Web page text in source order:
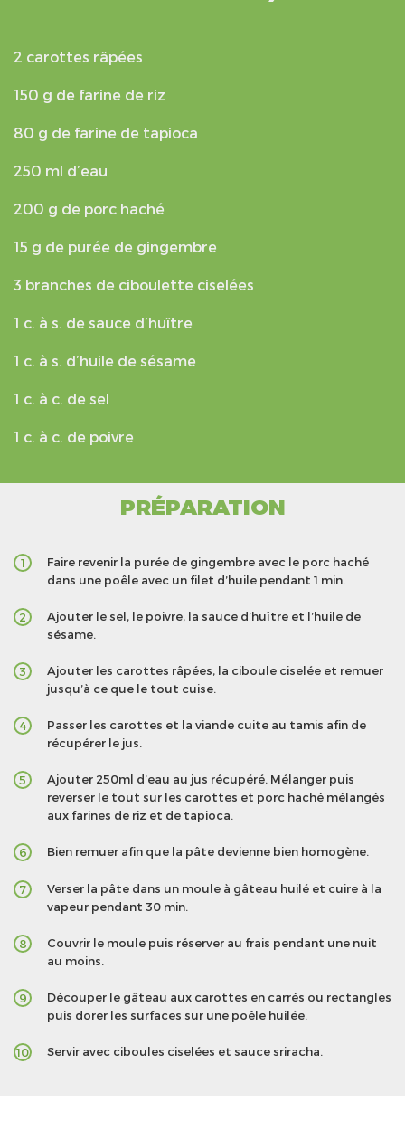
2 carottes râpées
150 g de farine de riz
80 g de farine de tapioca
250 ml d’eau
200 g de porc haché
15 g de purée de gingembre
3 branches de ciboulette ciselées
1 c. à s. de sauce d’huître
1 c. à s. d’huile de sésame
1 c. à c. de sel
1 c. à c. de poivre
PRÉPARATION
1
Faire revenir la purée de gingembre avec le porc haché
dans une poêle avec un filet d’huile pendant 1 min.
2
Ajouter le sel, le poivre, la sauce d’huître et l’huile de
sésame.
3
Ajouter les carottes râpées, la ciboule ciselée et remuer
jusqu’à ce que le tout cuise.
4
Passer les carottes et la viande cuite au tamis afin de
récupérer le jus.
5
Ajouter 250ml d’eau au jus récupéré. Mélanger puis
reverser le tout sur les carottes et porc haché mélangés
aux farines de riz et de tapioca.
6 Bien remuer afin que la pâte devienne bien homogène.
7
Verser la pâte dans un moule à gâteau huilé et cuire à la
vapeur pendant 30 min.
8
Couvrir le moule puis réserver au frais pendant une nuit
au moins.
9
Découper le gâteau aux carottes en carrés ou rectangles
puis dorer les surfaces sur une poêle huilée.
10 Servir avec ciboules ciselées et sauce sriracha.